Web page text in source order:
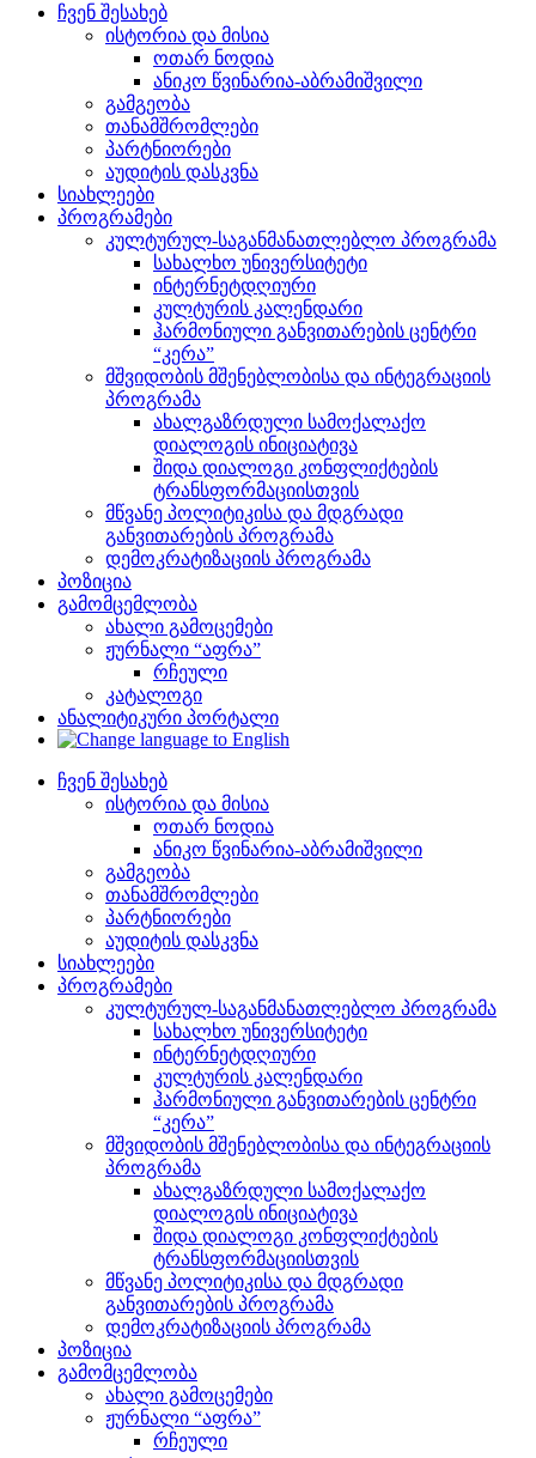
ჩვენ შესახებ
ისტორია და მისია
ოთარ ნოდია
ანიკო წვინარია-აბრამიშვილი
გამგეობა
თანამშრომლები
პარტნიორები
აუდიტის დასკვნა
სიახლეები
პროგრამები
კულტურულ-საგანმანათლებლო პროგრამა
სახალხო უნივერსიტეტი
ინტერნეტდღიური
კულტურის კალენდარი
ჰარმონიული განვითარების ცენტრი
“კერა”
მშვიდობის მშენებლობისა და ინტეგრაციის
პროგრამა
ახალგაზრდული სამოქალაქო
დიალოგის ინიციატივა
შიდა დიალოგი კონფლიქტების
ტრანსფორმაციისთვის
მწვანე პოლიტიკისა და მდგრადი
განვითარების პროგრამა
დემოკრატიზაციის პროგრამა
პოზიცია
გამომცემლობა
ახალი გამოცემები
ჟურნალი “აფრა”
რჩეული
კატალოგი
ანალიტიკური პორტალი
ჩვენ შესახებ
ისტორია და მისია
ოთარ ნოდია
ანიკო წვინარია-აბრამიშვილი
გამგეობა
თანამშრომლები
პარტნიორები
აუდიტის დასკვნა
სიახლეები
პროგრამები
კულტურულ-საგანმანათლებლო პროგრამა
სახალხო უნივერსიტეტი
ინტერნეტდღიური
კულტურის კალენდარი
ჰარმონიული განვითარების ცენტრი
“კერა”
მშვიდობის მშენებლობისა და ინტეგრაციის
პროგრამა
ახალგაზრდული სამოქალაქო
დიალოგის ინიციატივა
შიდა დიალოგი კონფლიქტების
ტრანსფორმაციისთვის
მწვანე პოლიტიკისა და მდგრადი
განვითარების პროგრამა
დემოკრატიზაციის პროგრამა
პოზიცია
გამომცემლობა
ახალი გამოცემები
ჟურნალი “აფრა”
რჩეული